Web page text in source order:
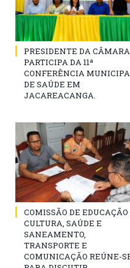
PRESIDENTE DA CÂMARA
PARTICIPA DA 11ª
CONFERÊNCIA
DE SAÚDE EM
JACAREACANGA.
COMISSÃO DE EDUCAÇÃO
CULTURA, SAÚDE E
SANEAMENTO,
TRANSPORTE E
COMUNICAÇÃO REÚNE-